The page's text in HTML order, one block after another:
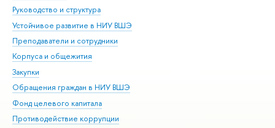
Руководство и структура
Устойчивое развитие в НИУ ВШЭ
Преподаватели и сотрудники
Корпуса и общежития
Закупки
Обращения граждан в НИУ ВШЭ
Фонд целевого капитала
Противодействие коррупции